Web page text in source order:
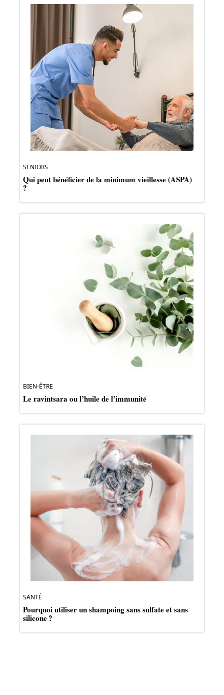
SENIORS
Qui peut bénéficier de la minimum vieillesse (ASPA)
?
BIEN-ÊTRE
Le ravintsara ou l’huile de l’immunité
SANTÉ
Pourquoi utiliser un shampoing sans sulfate et sans
silicone ?